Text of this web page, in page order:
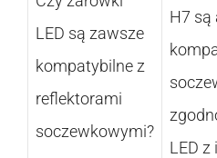
LED są zawsze
kompatybilne z
reflektorami
soczewkowymi?
H7
LED